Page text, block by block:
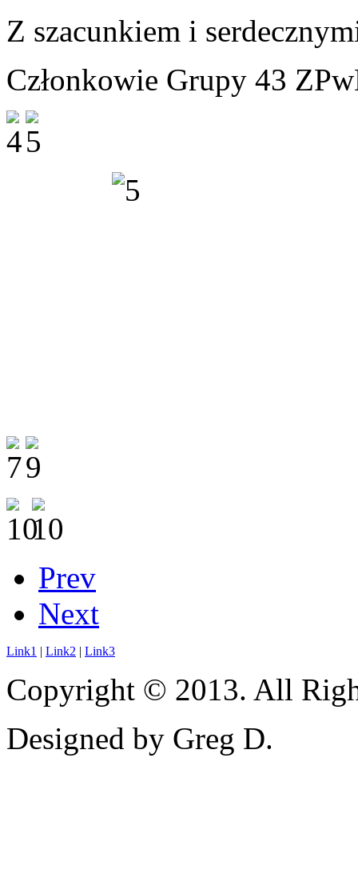
Z szacunkiem i
Członkowie Grupy 43
Prev
Next
Link1 | Link2 | Link3
Copyright © 2013. All
Designed by Greg D.